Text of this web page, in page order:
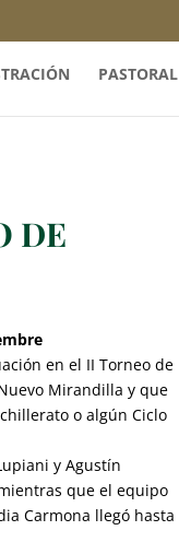
PASTORAL
DE
en el II Torneo de
Mirandilla y que
o algún Ciclo
y Agustín
que el equipo
Carmona llegó hasta